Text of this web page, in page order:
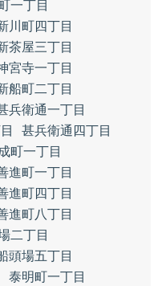
一丁目
川町四丁目
茶屋三丁目
宮寺一丁目
船町二丁目
兵衛通一丁目
甚兵衛通四丁目
町一丁目
進町一丁目
進町四丁目
進町八丁目
二丁目
頭場五丁目
泰明町一丁目